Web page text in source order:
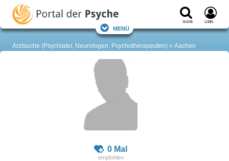
Suche Login
Menü
Arztsuche (Psychiater, Neurologen, Psychotherapeuten) Aachen
0 Mal